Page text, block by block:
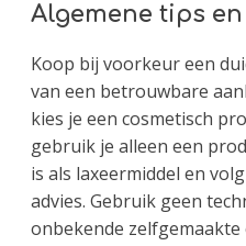
Algemene tips
Koop bij voorkeur een
van een betrouwbare
kies je een cosmetisch
gebruik je alleen een
is als laxeermiddel en
advies. Gebruik geen
onbekende zelfgemaakte